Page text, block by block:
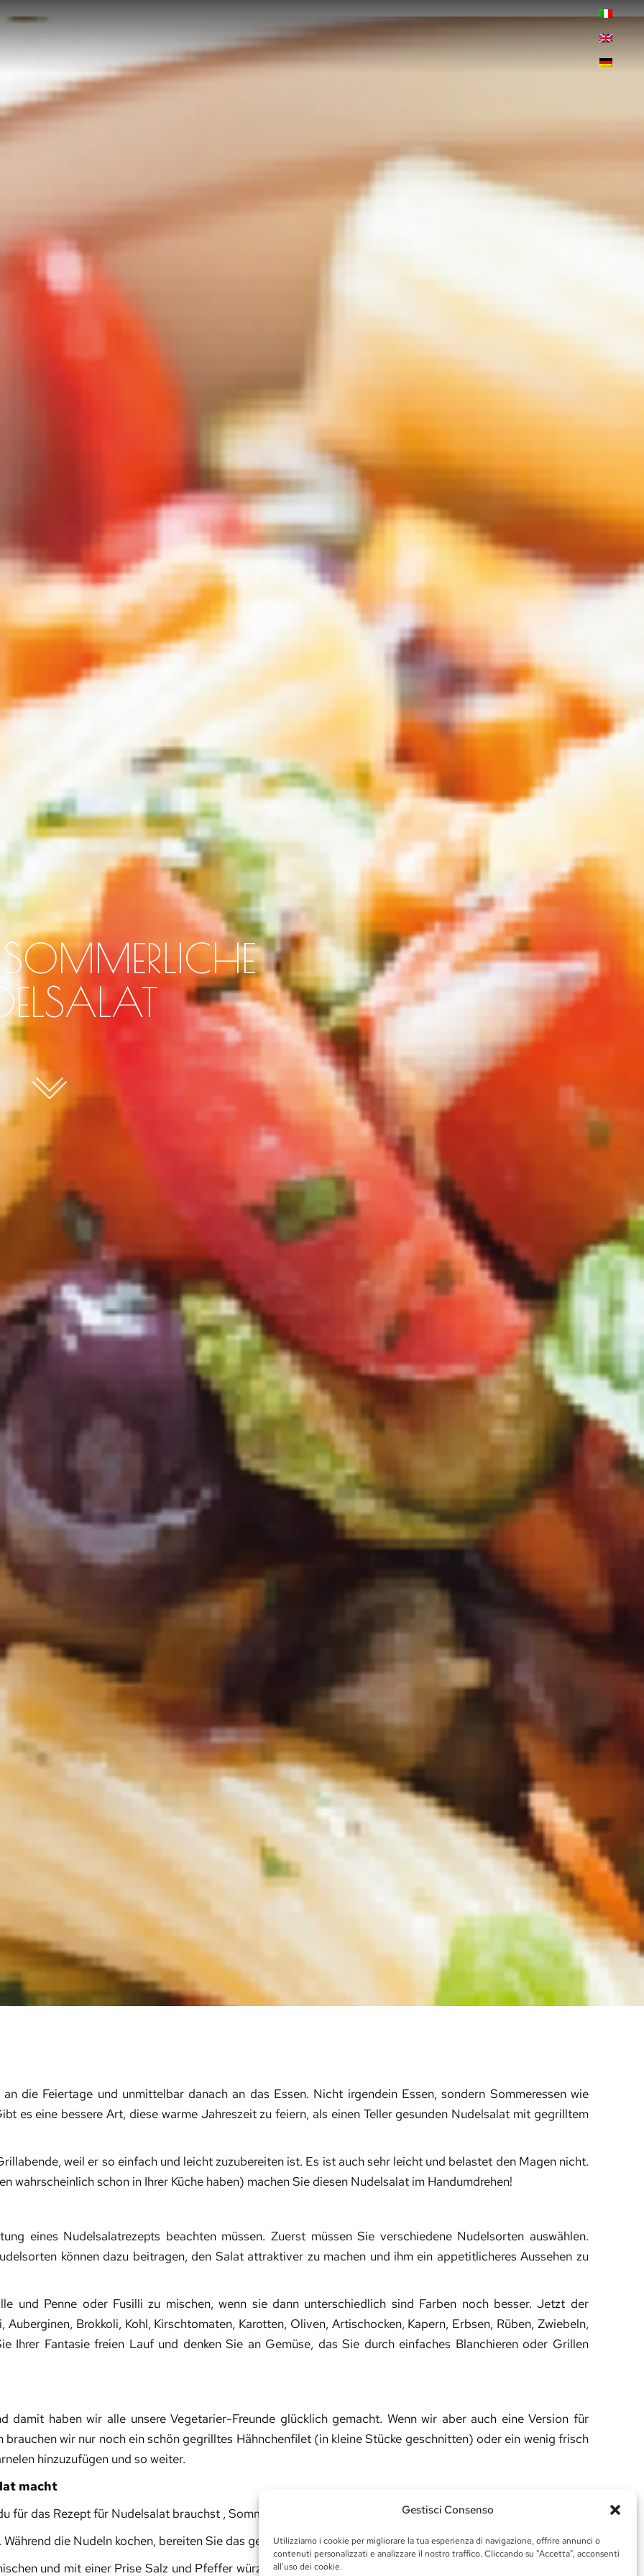
Gestisci Consenso
Utilizziamo i cookie per migliorare la tua esperienza di navigazione, offrire annunci o
contenuti personalizzati e analizzare il nostro traffico. Cliccando su "Accetta", acconsenti
all'uso dei cookie.
SOMMERLICHE
die Feiertage und unmittelbar danach an das Essen. Nicht irgendein Essen, sondern Sommeressen wie
es eine bessere Art, diese warme Jahreszeit zu feiern, als einen Teller gesunden Nudelsalat mit gegrilltem
weil er so einfach und leicht zuzubereiten ist. Es ist auch sehr leicht und belastet den Magen nicht.
wahrscheinlich schon in Ihrer Küche haben) machen Sie diesen Nudelsalat im Handumdrehen!
eines Nudelsalatrezepts beachten müssen. Zuerst müssen Sie verschiedene Nudelsorten auswählen.
können dazu beitragen, den Salat attraktiver zu machen und ihm ein appetitlicheres Aussehen zu
und Penne oder Fusilli zu mischen, wenn sie dann unterschiedlich sind Farben noch besser. Jetzt der
Brokkoli, Kohl, Kirschtomaten, Karotten, Oliven, Artischocken, Kapern, Erbsen, Rüben, Zwiebeln,
Ihrer Fantasie freien Lauf und denken Sie an Gemüse, das Sie durch einfaches Blanchieren oder Grillen
damit haben wir alle unsere Vegetarier-Freunde glücklich gemacht. Wenn wir aber auch eine Version für
wir nur noch ein schön gegrilltes Hähnchenfilet (in kleine Stücke geschnitten) oder ein wenig frisch
hinzuzufügen und so weiter.
macht
das Rezept für Nudelsalat brauchst , Sommernudeln, los geht’s.
die Nudeln kochen, bereiten Sie das gegrillte Gemüse und eventuell das Fleisch oder den Fisch vor.
und mit einer Prise Salz und Pfeffer würzen. Vervollständigen Sie den Sommer-Nudelsalat, indem Sie